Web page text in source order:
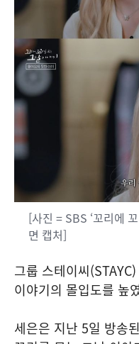
[사진 = SBS ‘꼬리에
면 캡처]
그룹 스테이씨
이야기의 몰입도를 높
세은은 지난 5일 방송